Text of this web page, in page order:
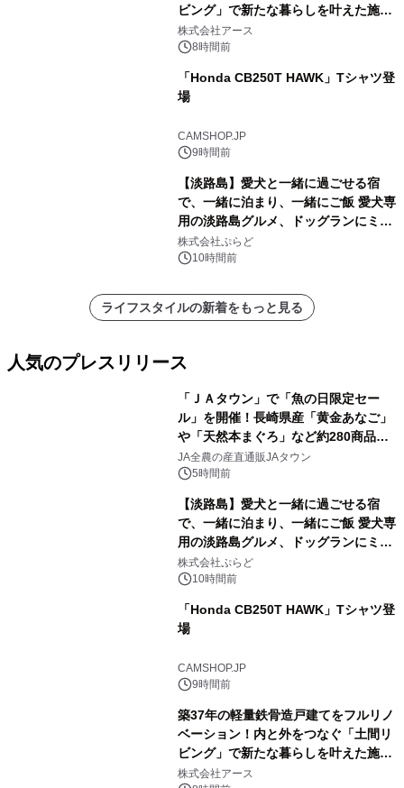
ビング」で新たな暮らしを叶えた施工
事例を株式会社アースが公開
株式会社アース
8時間前
「Honda CB250T HAWK」Tシャツ登
場
CAMSHOP.JP
9時間前
【淡路島】愛犬と一緒に過ごせる宿
で、一緒に泊まり、一緒にご飯 愛犬専
用の淡路島グルメ、ドッグランにミニ
プール グランピングとトレーラーハウ
スの2施設で
株式会社ぷらど
10時間前
ライフスタイルの新着をもっと見る
人気のプレスリリース
「ＪＡタウン」で「魚の日限定セー
ル」を開催！長崎県産「黄金あなご」
や「天然本まぐろ」など約280商品を
販売！～毎月１０日の定例企画～
JA全農の産直通販JAタウン
5時間前
【淡路島】愛犬と一緒に過ごせる宿
で、一緒に泊まり、一緒にご飯 愛犬専
用の淡路島グルメ、ドッグランにミニ
プール グランピングとトレーラーハウ
スの2施設で
株式会社ぷらど
10時間前
「Honda CB250T HAWK」Tシャツ登
場
CAMSHOP.JP
9時間前
築37年の軽量鉄骨造戸建てをフルリノ
ベーション！内と外をつなぐ「土間リ
ビング」で新たな暮らしを叶えた施工
事例を株式会社アースが公開
株式会社アース